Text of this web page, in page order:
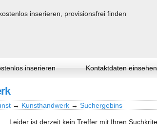
inserieren Kontaktdaten einsehen
→ Kunsthandwerk → Suchergebins
Leider ist derzeit kein Treffer mit Ihren